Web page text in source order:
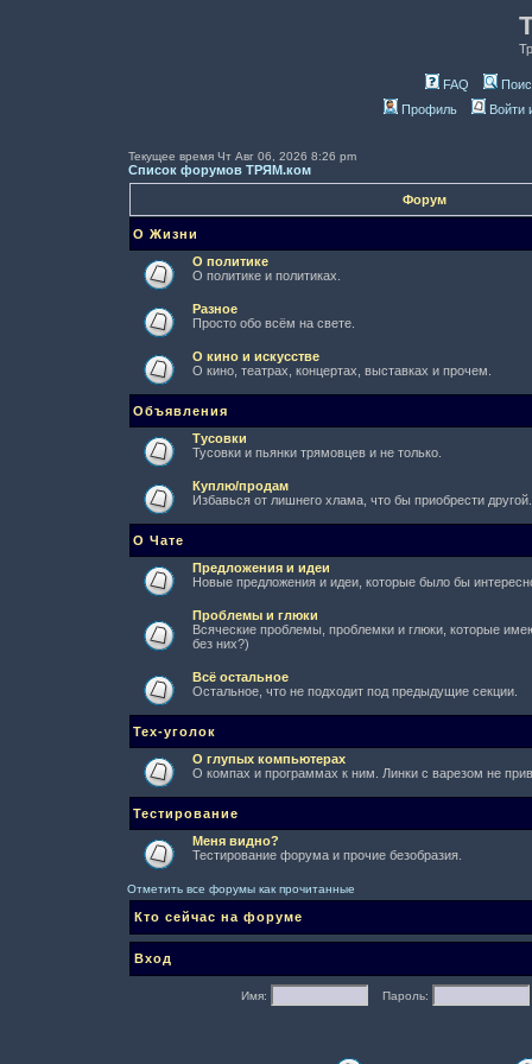
FAQ
Профиль
Войти
Текущее время Чт Авг 06, 2026 8:26 pm
Список форумов ТРЯМ.ком
Форум
О Жизни
О политике
О политике и политиках.
Разное
Просто обо всём на свете.
О кино и искусстве
О кино, театрах, концертах, выставках и прочем.
Объявления
Тусовки
Тусовки и пьянки трямовцев и не только.
Куплю/продам
Избавься от лишнего хлама, что бы приобрести другой.
О Чате
Предложения и идеи
Новые предложения и идеи, которые было бы
Проблемы и глюки
Всяческие проблемы, проблемки и глюки, которые
без них?)
Всё остальное
Остальное, что не подходит под предыдущие секции.
Тех-уголок
О глупых компьютерах
О компах и программах к ним. Линки с варезом не
Тестирование
Меня видно?
Тестирование форума и прочие безобразия.
Отметить все форумы как прочитанные
Кто сейчас на форуме
Вход
Имя: Пароль: